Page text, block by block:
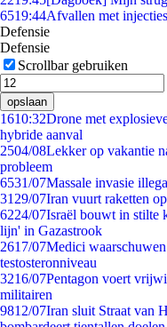
6519:44Afvallen met
Defensie
Defensie
Scrollbar gebruiken
opslaan
1610:32Drone met
hybride aanval
2504/08Lekker op vakantie
probleem
6531/07Massale invasie
31 29/07Iran vuurt raketten
6224/07Israël bouwt in stilte
lijn' in Gazastrook
2617/07Medici
testosteronniveau
3216/07Pentagon voert
militairen
9812/07Iran sluit Straat van